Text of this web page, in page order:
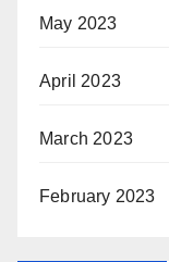
May 2023
April 2023
March 2023
February 2023